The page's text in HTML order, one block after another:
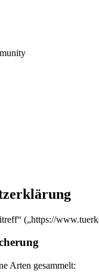
(„https://
Arten gesammelt: